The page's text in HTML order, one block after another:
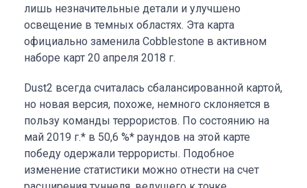
лишь незначительные детали и улучшено
освещение в темных областях. Эта карта
официально заменила Cobblestone в активном
наборе карт 20 апреля 2018 г.
Dust2 всегда считалась сбалансированной картой,
но новая версия, похоже, немного склоняется в
пользу команды террористов. По состоянию на
май 2019 г.* в 50,6 %* раундов на этой карте
победу одержали террористы. Подобное
изменение статистики можно отнести на счет